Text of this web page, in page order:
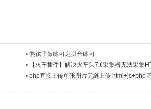
• 熊孩子做练习之拼音练习
•
【火车插件】解决火车头7.6采集器无法采集
• php直接上传单张图片无缝上传 html+js+php